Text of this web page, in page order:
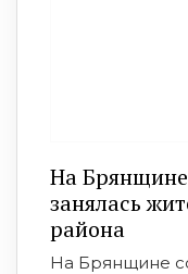
На
занялась
района
На Брянщине